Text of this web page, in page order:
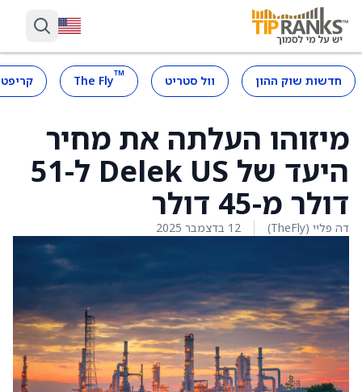
חדשות שוק ההון וול סטריט ™
The Fly
מיזוהו העלתה את מחיר
היעד של Delek US ל-51
דולר מ-45 דולר
דה פליי (TheFly) 12 בדצמבר 2025